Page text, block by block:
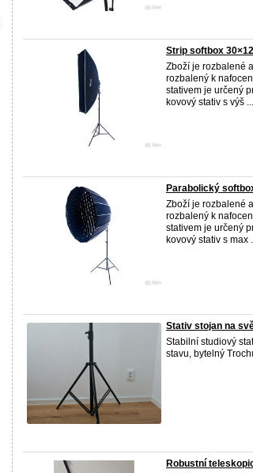
Strip softbox
Zboží je rozbalené
rozbalený k
stativem je určený
kovový stativ s výš ...
Parabolický
Zboží je rozbalené
rozbalený k
stativem je určený
kovový stativ s max
Stativ stojan na
Stabilní studiový
stavu, bytelný
Robustní